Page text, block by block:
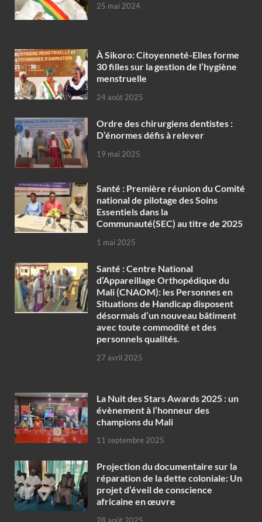
25 mai 2024
À Sikoro: Citoyenneté-Elles forme
30 filles sur la gestion de l’hygiène
menstruelle
24 août 2025
Ordre des chirurgiens dentistes :
D’énormes défis à relever
19 mai 2025
Santé : Première réunion du Comité
national de pilotage des Soins
Essentiels dans la
Communauté(SEC) au titre de 2025
1 mai 2025
Santé : Centre National
d’Appareillage Orthopédique du
Mali (CNAOM): les Personnes en
Situations de Handicap disposent
désormais d’un nouveau bâtiment
avec toute commodité et des
personnels qualités.
27 avril 2025
‎La Nuit des Stars Awards 2025 : un
évènement à l’honneur des
champions du Mali
11 septembre 2025
Projection du documentaire sur la
réparation de la dette coloniale: Un
projet d’éveil de conscience
africaine en œuvre‎